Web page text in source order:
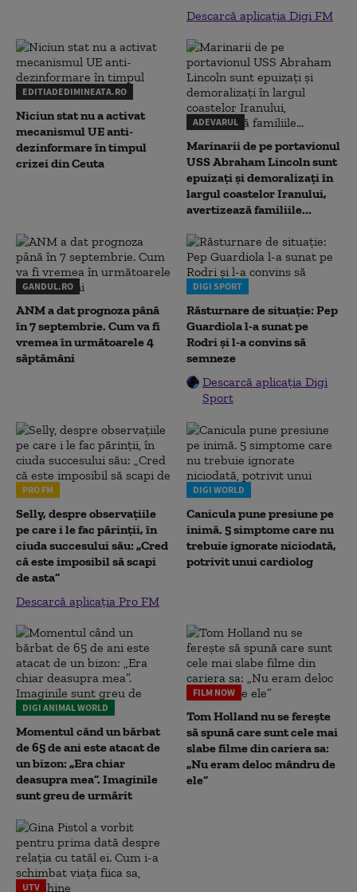
Descarcă aplicația Digi FM
EDITIADEDIMINEATA.RO
Niciun stat nu a activat
mecanismul UE anti-
dezinformare în timpul
crizei din Ceuta
ADEVARUL
Marinarii de pe portavionul
USS Abraham Lincoln sunt
epuizați și demoralizați în
largul coastelor Iranului,
avertizează familiile...
GANDUL.RO
ANM a dat prognoza până
în 7 septembrie. Cum va fi
vremea în următoarele 4
săptămâni
DIGI SPORT
Răsturnare de situație: Pep
Guardiola l-a sunat pe
Rodri și l-a convins să
semneze
Descarcă aplicația Digi
Sport
PRO FM
Selly, despre observațiile
pe care i le fac părinții, în
ciuda succesului său: „Cred
că este imposibil să scapi
de asta”
Descarcă aplicația Pro FM
DIGI WORLD
Canicula pune presiune pe
inimă. 5 simptome care nu
trebuie ignorate niciodată,
potrivit unui cardiolog
DIGI ANIMAL WORLD
Momentul când un bărbat
de 65 de ani este atacat de
un bizon: „Era chiar
deasupra mea”. Imaginile
sunt greu de urmărit
FILM NOW
Tom Holland nu se ferește
să spună care sunt cele mai
slabe filme din cariera sa:
„Nu eram deloc mândru de
ele”
UTV